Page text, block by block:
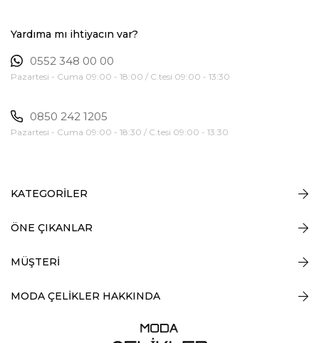
Yardıma mı ihtiyacın var?
0552 348 00 00
Pazartesi - Cuma 09:00 - 18:00 / C.tesi 09:00 - 13:30
0850 242 1205
Pazartesi - Cuma 09:00 - 18:30 / C.tesi 09:00 - 13:30
KATEGORİLER
ÖNE ÇIKANLAR
MÜŞTERİ
MODA ÇELİKLER HAKKINDA